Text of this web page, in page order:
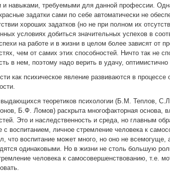
и навыками, требуемыми для данной профессии.
задатки сами по себе автоматически не
хороших задатков (но не при полном их
условиях добиться значительных успехов в
на работе и в жизни в целом более зависят от
чем от самих этих способностей. Ничто так не
в нем, поэтому надо верить в удачу,
как психическое явление развиваются в
выдающихся теоретиков психологии (Б.М. Теплов,
Б.Ф. Ломов) раскрыта многофакторная основа,
Это и наследственность и среда, но главным
с воспитанием, личное стремление человека к
что воспитание может много, но оно не всемогуще,
одинаковыми. Но в жизни не столь большую
человека к самосовершенствованию, т.е.